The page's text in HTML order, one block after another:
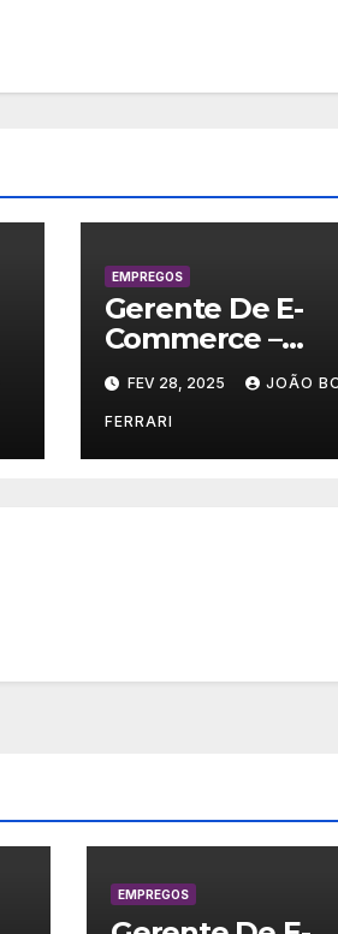
EMPREGOS
Gerente De E-
Commerce –
Vestuário/ Moda
SPFEV 28, 2025 JOÃO
FERRARI
EMPREGOS